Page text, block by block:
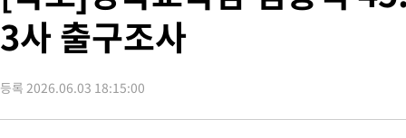
언론 누출”
-1655초 전 >‘축구의 신’ 아르헨티나 축구 선수 메시의 부친 지병 별세
-1630초 전 >“美 이란전 무기 소진…북한과 분쟁시 주한 미군 취약해질 수 있
-31398초 전 > "얼마나 더웠으면"…안동 물길공원서 헤엄친 구렁이 '소동'
3사 출구조사
등록 2026.06.03 18:15:00